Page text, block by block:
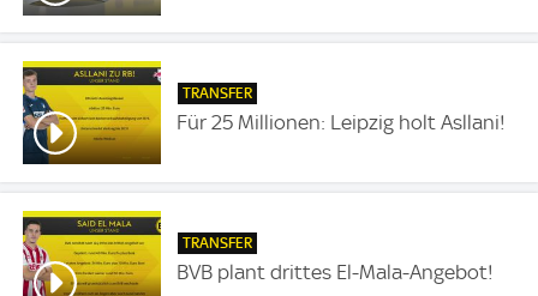
TRANSFER
Für 25 Millionen: Leipzig holt Asllani!
TRANSFER
BVB plant drittes El-Mala-Angebot!